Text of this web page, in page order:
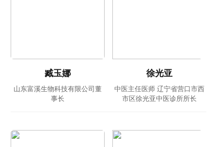
臧玉娜
山东富溪生物科技有限公司董
事长
徐光亚
中医主任医师 辽宁省营口市西
市区徐光亚中医诊所所长